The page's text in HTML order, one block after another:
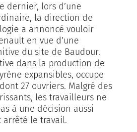
dernier, lors d’une
la direction de
a annoncé vouloir
en vue d’une
du site de Baudour.
dans la production de
expansibles, occupe
27 ouvriers. Malgré des
les travailleurs ne
à une décision aussi
arrêté le travail.